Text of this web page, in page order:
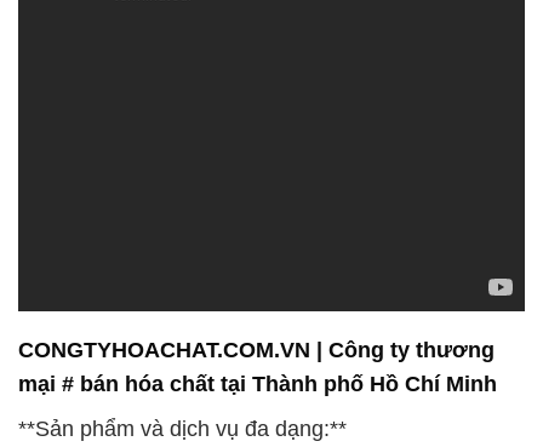
CONGTYHOACHAT.COM.VN | Công ty thương
mại # bán hóa chất tại Thành phố Hồ Chí Minh
**Sản phẩm và dịch vụ đa dạng:**